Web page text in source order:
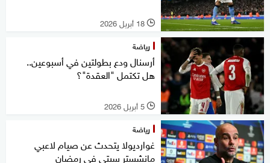
l 18 أبريل 2026
رياضة
أرسنال ودع بطولتين في أسبوعين..
هل تكتمل "العقدة"؟
l 5 أبريل 2026
رياضة
غوارديولا يتحدث عن صيام لاعبي
مانشستر سيتي في رمضان